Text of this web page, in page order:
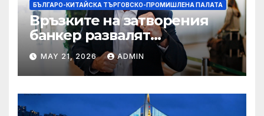
БЪЛГАРО-КИТАЙСКА ТЪРГОВСКО-ПРОМИШЛЕНА ПАЛАТА
Връзките на затворения
банкер развалят
надеждите на Флавио
Болсонаро за президент на
Бразилия
MAY 21, 2026 ADMIN